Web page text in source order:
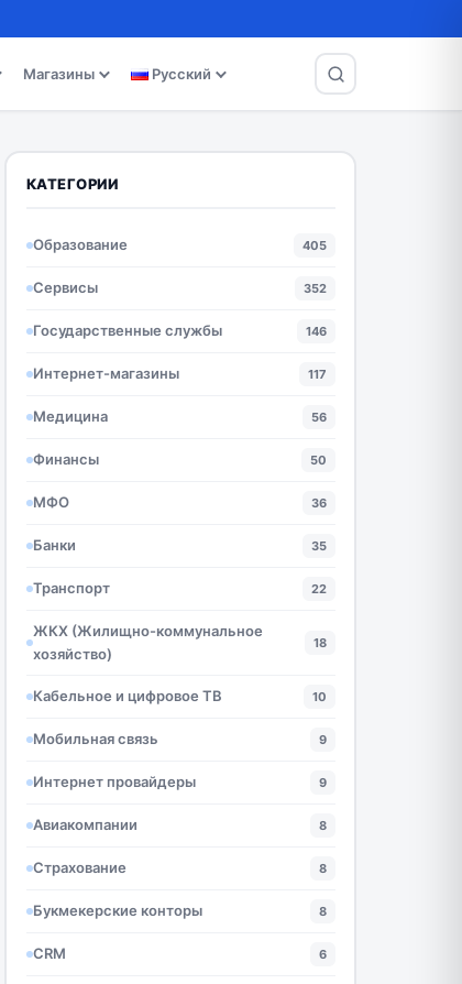
Магазины Русский
КАТЕГОРИИ
Образование 405
Сервисы 352
Государственные службы 146
Интернет-магазины 117
Медицина 56
Финансы 50
МФО 36
Банки 35
Транспорт 22
ЖКХ (Жилищно-коммунальное
хозяйство)
18
Кабельное и цифровое ТВ 10
Мобильная связь 9
Интернет провайдеры 9
Авиакомпании 8
Страхование 8
Букмекерские конторы 8
CRM 6